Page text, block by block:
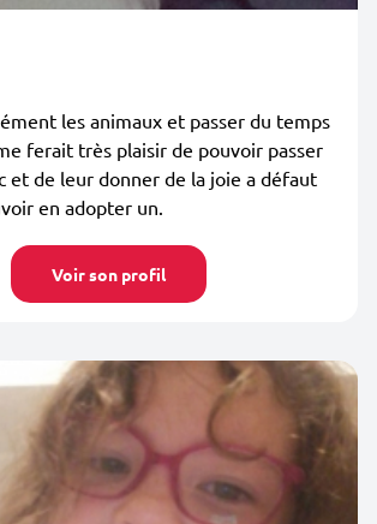
les animaux et passer du temps
ferait très plaisir de pouvoir passer
et de leur donner de la joie a défaut
en adopter un.
Voir son profil